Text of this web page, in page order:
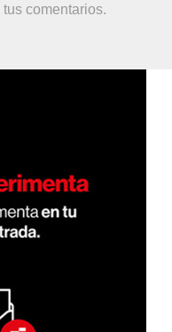
comentarios.